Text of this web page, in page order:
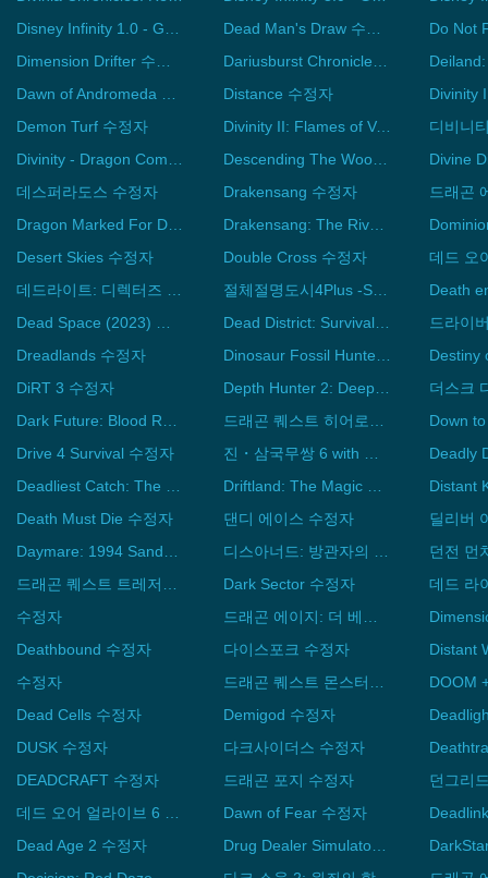
Distance 수정자
Demon Turf 수정자
Divinity II: Flames of Vengeance 수정자
Divine
데스퍼라도스 수정자
Drakensang 수정자
Drakensang: The River of Time 수정자
Desert Skies 수정자
Double Cross 수정자
절체절명도시4Plus -Summer Memories- 수정자
Dreadlands 수정자
Destiny
DiRT 3 수정자
더스크
Down
Drive 4 Survival 수정자
Deadly
Death Must Die 수정자
댄디 에이스 수정자
딜리버
던전 먼
Dark Sector 수정자
데드 라
수정자
Deathbound 수정자
다이스포크 수정자
Distant
수정자
Dead Cells 수정자
Demigod 수정자
DUSK 수정자
다크사이더스 수정자
DEADCRAFT 수정자
드래곤 포지 수정자
던그리
Dawn of Fear 수정자
Dead Age 2 수정자